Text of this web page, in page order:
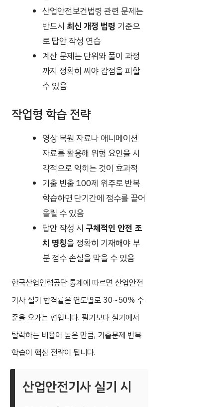
산업안전보건법령 관련 문제는
반드시최신 개정 법령 기준으
로 답안 작성 연습
계산 문제는 단위와 풀이 과정
까지 정확히 써야 감점을 피할
수 있음
작업형 학습 전략
영상 복원 자료나 애니메이션
자료를 활용해 위험 요인을 시
각적으로 익히는 것이 효과적
기출 빈출 100제 위주로 반복
학습하면 단기간에 점수를 끌어
올릴 수 있음
답안 작성 시 구체적인 안전 조
치 명칭을 정확히 기재해야 부
분 점수 손실을 막을 수 있음
한국산업인력공단 통계에 따르면 산업안전
기사 실기 합격률은 연도별로 30~50% 수
준을 오가는 편입니다. 필기보다 실기에서
탈락하는 비율이 높은 만큼, 기출문제 반복
학습이 핵심 전략이 됩니다.
산업안전기사 실기 시